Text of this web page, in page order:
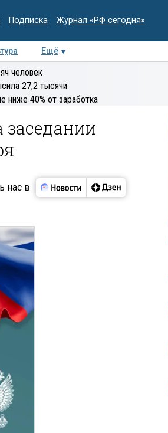
Подписка Журнал «РФ сегодня»
Ещё
Колумнисты
человек
27,2 тысячи
ниже 40% от заработка
заседании
нас в